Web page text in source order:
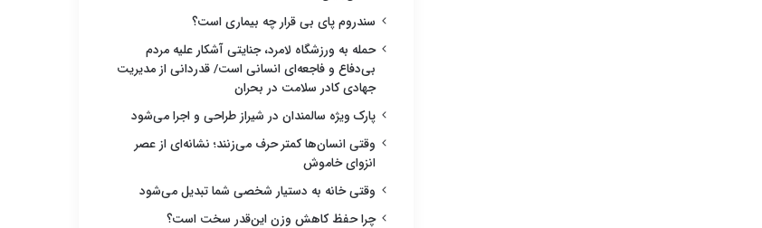
سندروم پای بی قرار چه بیماری است؟
حمله به ورزشگاه لامرد، جنایتی آشکار علیه مردم
بی‌دفاع و فاجعه‌ای انسانی است/ قدردانی از مدیریت
جهادی کادر سلامت در بحران
پارک ویژه سالمندان در شیراز طراحی و اجرا می‌شود
وقتی انسان‌ها کمتر حرف می‌زنند؛ نشانه‌ای از عصر
انزوای خاموش
وقتی خانه به دستیار شخصی شما تبدیل می‌شود
چرا حفظ کاهش وزن این‌قدر سخت است؟